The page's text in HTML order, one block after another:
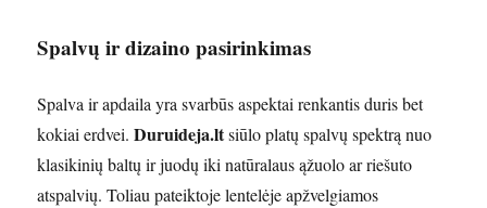
Spalvų ir dizaino pasirinkimas
Spalva ir apdaila yra svarbūs aspektai renkantis duris bet
kokiai erdvei.Duruideja.ltsiūlo platų spalvų spektrą nuo
klasikinių baltų ir juodų iki natūralaus ąžuolo ar riešuto
atspalvių. Toliau pateiktoje lentelėje apžvelgiamos